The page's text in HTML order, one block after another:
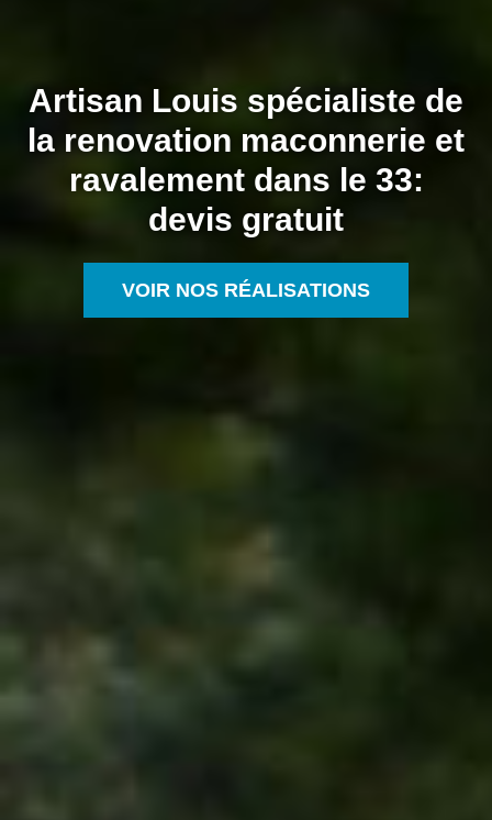
Artisan Louis spécialiste de
la renovation maconnerie et
ravalement dans le 33:
devis gratuit
VOIR NOS RÉALISATIONS